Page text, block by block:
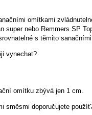
omítkami
super nebo Remmers SP
s těmito
vynechat?
omítku zbývá jen 1 cm.
směsmi doporučujete